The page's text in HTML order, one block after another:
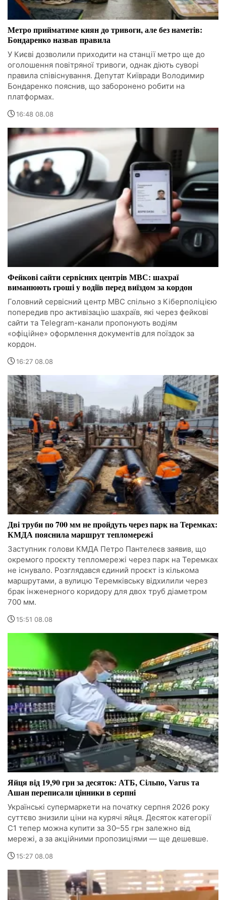
Метро прийматиме киян до тривоги, але без наметів:
Бондаренко назвав правила
У Києві дозволили приходити на станції метро ще до
оголошення повітряної тривоги, однак діють суворі
правила співіснування. Депутат Київради Володимир
Бондаренко пояснив, що заборонено робити на
платформах.
16:48 08.08
Фейкові сайти сервісних центрів МВС: шахраї
виманюють гроші у водіїв перед виїздом за кордон
Головний сервісний центр МВС спільно з Кіберполіцією
попередив про активізацію шахраїв, які через фейкові
сайти та Telegram-канали пропонують водіям
«офіційне» оформлення документів для поїздок за
кордон.
16:27 08.08
Дві труби по 700 мм не пройдуть через парк на Теремках:
КМДА пояснила маршрут тепломережі
Заступник голови КМДА Петро Пантелеєв заявив, що
окремого проєкту тепломережі через парк на Теремках
не існувало. Розглядався єдиний проєкт із кількома
маршрутами, а вулицю Теремківську відхилили через
брак інженерного коридору для двох труб діаметром
700 мм.
15:51 08.08
Яйця від 19,90 грн за десяток: АТБ, Сільпо, Varus та
Ашан переписали цінники в серпні
Українські супермаркети на початку серпня 2026 року
суттєво знизили ціни на курячі яйця. Десяток категорії
С1 тепер можна купити за 30–55 грн залежно від
мережі, а за акційними пропозиціями — ще дешевше.
15:27 08.08